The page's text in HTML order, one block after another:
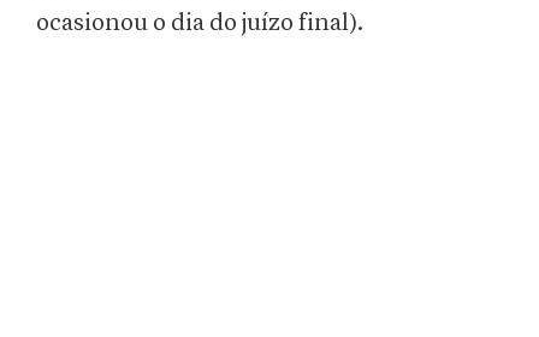
ocasionou o dia do juízo final).